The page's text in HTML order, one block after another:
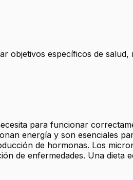
objetivos específicos de
para funcionar
energía y son esenciales
de hormonas. Los
de enfermedades. Una